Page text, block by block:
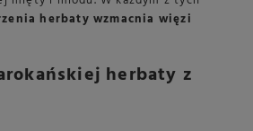
herbaty wzmacnia więzi
herbaty z